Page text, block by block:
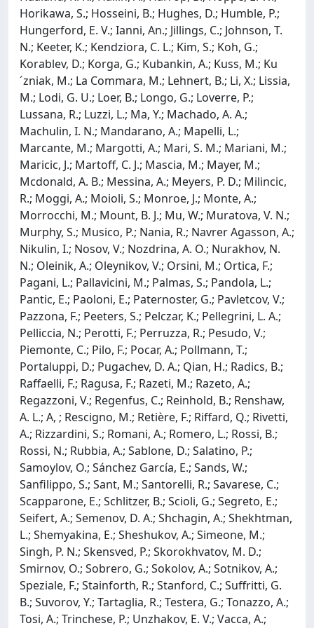
Horikawa, S.; Hosseini, B.; Hughes, D.; Humble, P.;
Hungerford, E. V.; Ianni, An.; Jillings, C.; Johnson, T.
N.; Keeter, K.; Kendziora, C. L.; Kim, S.; Koh, G.;
Korablev, D.; Korga, G.; Kubankin, A.; Kuss, M.; Ku
´zniak, M.; La Commara, M.; Lehnert, B.; Li, X.; Lissia,
M.; Lodi, G. U.; Loer, B.; Longo, G.; Loverre, P.;
Lussana, R.; Luzzi, L.; Ma, Y.; Machado, A. A.;
Machulin, I. N.; Mandarano, A.; Mapelli, L.;
Marcante, M.; Margotti, A.; Mari, S. M.; Mariani, M.;
Maricic, J.; Martoff, C. J.; Mascia, M.; Mayer, M.;
Mcdonald, A. B.; Messina, A.; Meyers, P. D.; Milincic,
R.; Moggi, A.; Moioli, S.; Monroe, J.; Monte, A.;
Morrocchi, M.; Mount, B. J.; Mu, W.; Muratova, V. N.;
Murphy, S.; Musico, P.; Nania, R.; Navrer Agasson, A.;
Nikulin, I.; Nosov, V.; Nozdrina, A. O.; Nurakhov, N.
N.; Oleinik, A.; Oleynikov, V.; Orsini, M.; Ortica, F.;
Pagani, L.; Pallavicini, M.; Palmas, S.; Pandola, L.;
Pantic, E.; Paoloni, E.; Paternoster, G.; Pavletcov, V.;
Pazzona, F.; Peeters, S.; Pelczar, K.; Pellegrini, L. A.;
Pelliccia, N.; Perotti, F.; Perruzza, R.; Pesudo, V.;
Piemonte, C.; Pilo, F.; Pocar, A.; Pollmann, T.;
Portaluppi, D.; Pugachev, D. A.; Qian, H.; Radics, B.;
Raffaelli, F.; Ragusa, F.; Razeti, M.; Razeto, A.;
Regazzoni, V.; Regenfus, C.; Reinhold, B.; Renshaw,
A. L.; A, ; Rescigno, M.; Retière, F.; Riffard, Q.; Rivetti,
A.; Rizzardini, S.; Romani, A.; Romero, L.; Rossi, B.;
Rossi, N.; Rubbia, A.; Sablone, D.; Salatino, P.;
Samoylov, O.; Sánchez García, E.; Sands, W.;
Sanfilippo, S.; Sant, M.; Santorelli, R.; Savarese, C.;
Scapparone, E.; Schlitzer, B.; Scioli, G.; Segreto, E.;
Seifert, A.; Semenov, D. A.; Shchagin, A.; Shekhtman,
L.; Shemyakina, E.; Sheshukov, A.; Simeone, M.;
Singh, P. N.; Skensved, P.; Skorokhvatov, M. D.;
Smirnov, O.; Sobrero, G.; Sokolov, A.; Sotnikov, A.;
Speziale, F.; Stainforth, R.; Stanford, C.; Suffritti, G.
B.; Suvorov, Y.; Tartaglia, R.; Testera, G.; Tonazzo, A.;
Tosi, A.; Trinchese, P.; Unzhakov, E. V.; Vacca, A.;